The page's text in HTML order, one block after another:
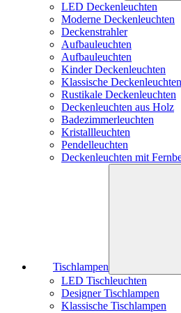
LED Deckenleuchten
Moderne Deckenleuchten
Deckenstrahler
Aufbauleuchten
Aufbauleuchten
Kinder Deckenleuchten
Klassische Deckenleuchten
Rustikale Deckenleuchten
Deckenleuchten aus Holz
Badezimmerleuchten
Kristallleuchten
Pendelleuchten
Deckenleuchten mit
Tischlampen
LED Tischleuchten
Designer Tischlampen
Klassische Tischlampen